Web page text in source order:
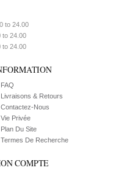
to 24.00
to 24.00
to 24.00
FAQ
Livraisons & Retours
Contactez-Nous
Vie Privée
Plan Du Site
Termes De Recherche
COMPTE